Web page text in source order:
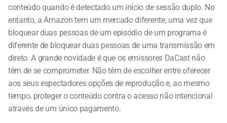
conteúdo quando é detectado um início de sessão duplo. No
entanto, a Amazon tem um mercado diferente, uma vez que
bloquear duas pessoas de um episódio de um programa é
diferente de bloquear duas pessoas de uma transmissão em
direto. A grande novidade é que os emissores DaCast não
têm de se comprometer. Não têm de escolher entre oferecer
aos seus espectadores opções de reprodução e, ao mesmo
tempo, proteger o conteúdo contra o acesso não intencional
através de um único pagamento.